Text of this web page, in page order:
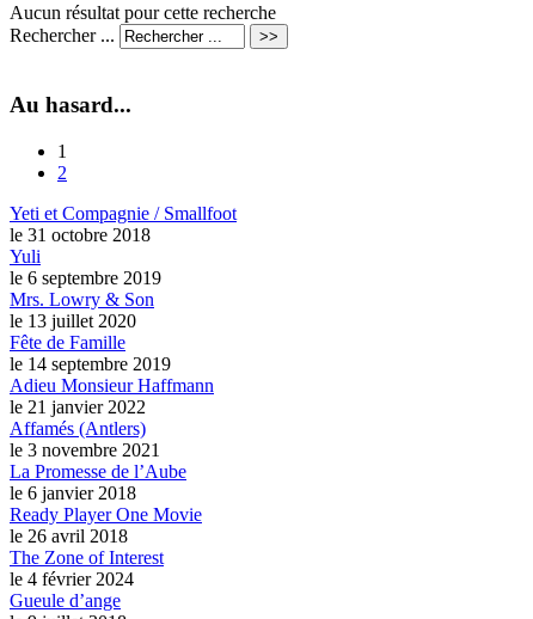
Aucun résultat pour cette recherche
Rechercher ...
Au hasard...
1
2
Yeti et Compagnie / Smallfoot
le 31 octobre 2018
Yuli
le 6 septembre 2019
Mrs. Lowry & Son
le 13 juillet 2020
Fête de Famille
le 14 septembre 2019
Adieu Monsieur Haffmann
le 21 janvier 2022
Affamés (Antlers)
le 3 novembre 2021
La Promesse de l’Aube
le 6 janvier 2018
Ready Player One Movie
le 26 avril 2018
The Zone of Interest
le 4 février 2024
Gueule d’ange